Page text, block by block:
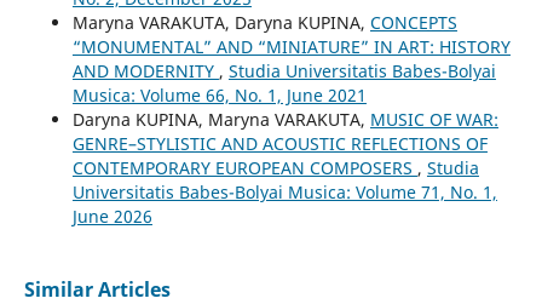
Maryna VARAKUTA, Daryna KUPINA, CONCEPTS
“MONUMENTAL” AND “MINIATURE” IN ART: HISTORY
AND MODERNITY , Studia Universitatis Babes-Bolyai
Musica: Volume 66, No. 1, June 2021
Daryna KUPINA, Maryna VARAKUTA, MUSIC OF WAR:
GENRE–STYLISTIC AND ACOUSTIC REFLECTIONS OF
CONTEMPORARY EUROPEAN COMPOSERS , Studia
Universitatis Babes-Bolyai Musica: Volume 71, No. 1,
June 2026
Similar Articles